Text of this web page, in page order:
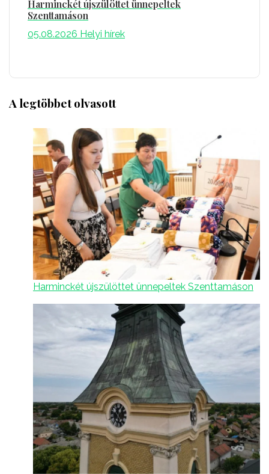
Harminckét újszülöttet ünnepeltek
Szenttamáson
05.08.2026 Helyi hírek
A legtöbbet olvasott
Harminckét újszülöttet ünnepeltek Szenttamáson